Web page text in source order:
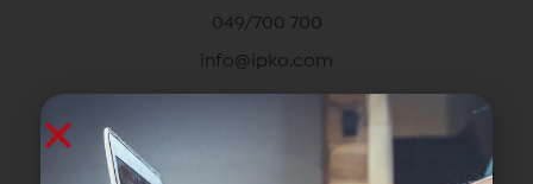
049/700 700
info@ipko.com
Privatna Briga O Kupcima
049/700 700 besplatno za pozive unutar IPKO mreže